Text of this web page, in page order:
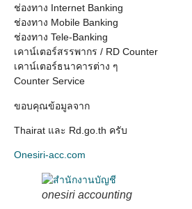
ช่องทาง Internet Banking
ช่องทาง Mobile Banking
ช่องทาง Tele-Banking
เคาน์เตอร์สรรพากร / RD Counter
เคาน์เตอร์ธนาคารต่าง ๆ
Counter Service
ขอบคุณข้อมูลจาก
Thairat และ Rd.go.th ครับ
Onesiri-acc.com
onesiri accounting